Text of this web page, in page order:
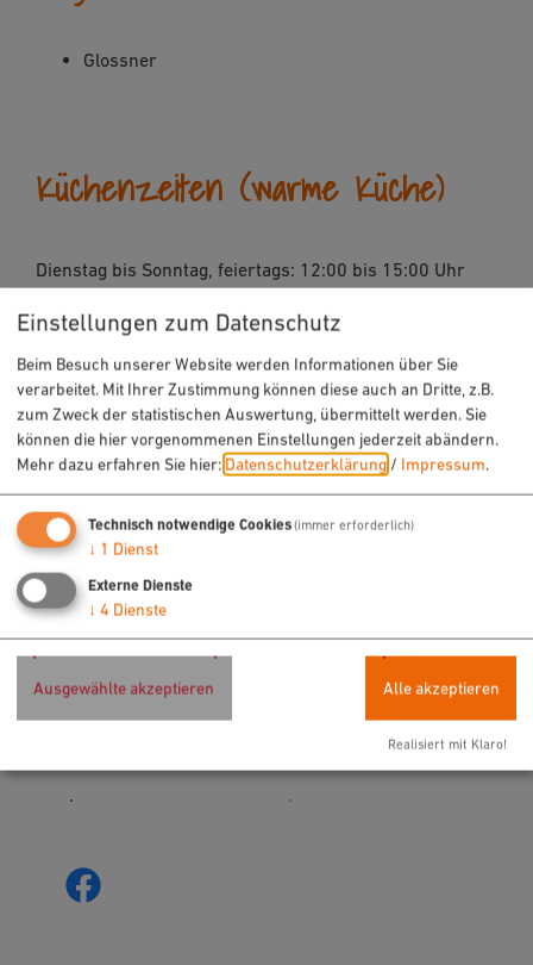
Glossner
Küchenzeiten (warme Küche)
Dienstag bis Sonntag, feiertags: 12:00 bis 15:00 Uhr
Möchten Sie von „OpenStreetMap/Leaflet“
bereitgestellte externe Inhalte laden?
"Spices"
Einstellungen zum Datenschutz
Beim Besuch unserer Website werden Informationen über Sie
verarbeitet. Mit Ihrer Zustimmung können diese auch an Dritte, z.B.
zum Zweck der statistischen Auswertung, übermittelt werden. Sie
können die hier vorgenommenen Einstellungen jederzeit abändern.
Mehr dazu erfahren Sie hier:Datenschutzerklärung / Impressum.
Technisch notwendige Cookies(immer erforderlich)
↓ 1 Dienst
Externe Dienste
↓ 4 Dienste
Ausgewählte akzeptieren Alle akzeptieren
Realisiert mit Klaro!